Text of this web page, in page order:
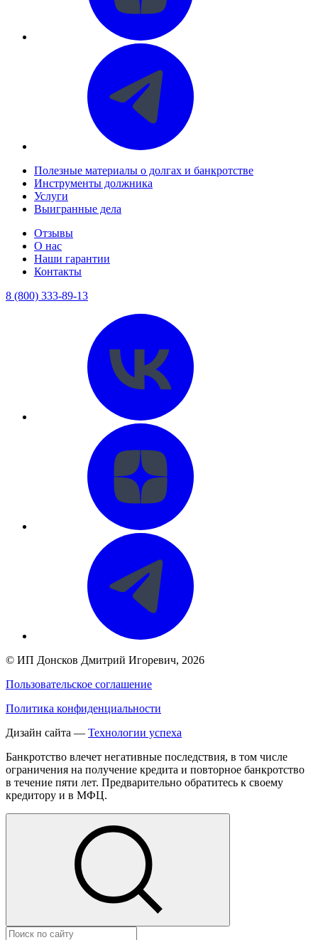
Полезные материалы о долгах и банкротстве
Инструменты должника
Услуги
Выигранные дела
Отзывы
О нас
Наши гарантии
Контакты
8 (800) 333-89-13
© ИП Донсков Дмитрий Игоревич, 2026
Пользовательское соглашение
Политика конфиденциальности
Дизайн сайта — Технологии успеха
Банкротство влечет негативные последствия, в том числе
ограничения на получение кредита и повторное банкротство
в течение пяти лет. Предварительно обратитесь к своему
кредитору и в МФЦ.